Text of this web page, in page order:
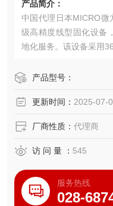
产品简介：
中国代理日本MICRO微
级高精度线型固化设备
地化服务。该设备采用
EtherCAT工业通信协议。
产品型号：
更新时间： 2025-07-
厂商性质： 代理商
访 问 量 ： 545
服务热线
028-